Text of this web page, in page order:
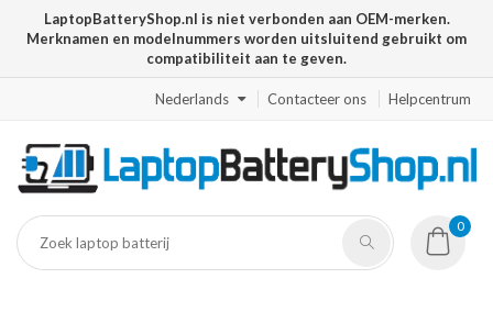
LaptopBatteryShop.nl is niet verbonden aan OEM-merken.
Merknamen en modelnummers worden uitsluitend gebruikt om
compatibiliteit aan te geven.
Nederlands Contacteer ons Helpcentrum
0